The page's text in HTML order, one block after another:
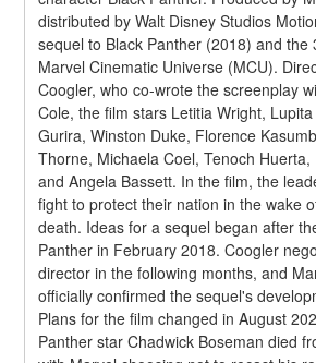
distributed by Walt Disney Studios
sequel to Black Panther (2018) and the
Marvel Cinematic Universe (MCU).
Coogler, who co-wrote the screenplay
Cole, the film stars Letitia Wright,
Gurira, Winston Duke, Florence
Thorne, Michaela Coel, Tenoch
and Angela Bassett. In the film, the
fight to protect their nation in the wake
death. Ideas for a sequel began after
Panther in February 2018. Coogler
director in the following months, and
officially confirmed the sequel's
Plans for the film changed in August
Panther star Chadwick Boseman died